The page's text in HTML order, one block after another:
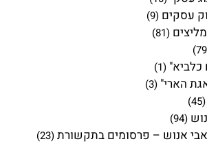
עסקים (9)
(81)
(1)
הארי" (3)
(45)
(94)
אנוש – פרסומים בתקשורת(23)